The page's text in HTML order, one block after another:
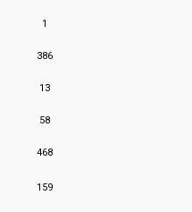
1
386
13
58
468
159